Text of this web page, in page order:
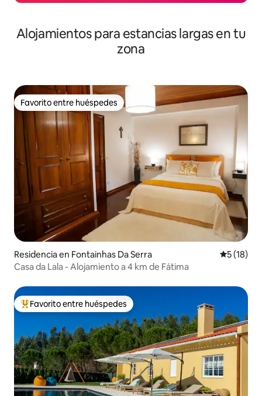
Alojamientos para estancias largas en tu
zona
Favorito entre huéspedes
Favorito entre huéspedes
Residencia en Fontainhas Da Serra
5 (18)
Casa da Lala - Alojamiento a 4 km de Fátima
De los mejores en Favorito entre huéspedes
Favorito entre huéspedes